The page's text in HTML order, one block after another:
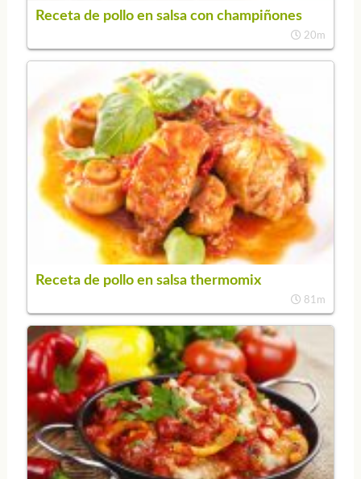
Receta de pollo en salsa con champiñones
20m
Receta de pollo en salsa thermomix
81m